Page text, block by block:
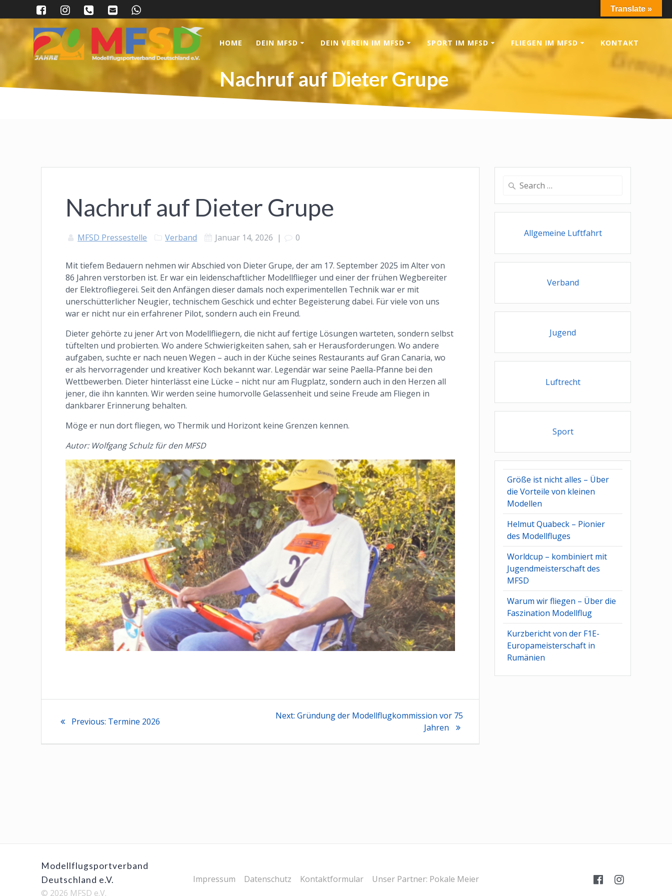
to
content
HOME DEIN MFSD DEIN VEREIN IM MFSD SPORT IM MFSD FLIEGEN IM MFSD KONTAKT
Nachruf auf Dieter Grupe
Nachruf auf Dieter Grupe
MFSD Pressestelle Verband Januar 14, 2026 | 0
Mit tiefem Bedauern nehmen wir Abschied von Dieter Grupe, der am 17. September 2025 im Alter von
86 Jahren verstorben ist. Er war ein leidenschaftlicher Modellflieger und einer der frühen Wegbereiter
der Elektrofliegerei. Seit den Anfängen dieser damals noch experimentellen Technik war er mit
unerschütterlicher Neugier, technischem Geschick und echter Begeisterung dabei. Für viele von uns
war er nicht nur ein erfahrener Pilot, sondern auch ein Freund.
Dieter gehörte zu jener Art von Modellfliegern, die nicht auf fertige Lösungen warteten, sondern selbst
tüftelten und probierten. Wo andere Schwierigkeiten sahen, sah er Herausforderungen. Wo andere
aufgaben, suchte er nach neuen Wegen – auch in der Küche seines Restaurants auf Gran Canaria, wo
er als hervorragender und kreativer Koch bekannt war. Legendär war seine Paella-Pfanne bei den
Wettbewerben. Dieter hinterlässt eine Lücke – nicht nur am Flugplatz, sondern auch in den Herzen all
jener, die ihn kannten. Wir werden seine humorvolle Gelassenheit und seine Freude am Fliegen in
dankbarer Erinnerung behalten.
Möge er nun dort fliegen, wo Thermik und Horizont keine Grenzen kennen.
Autor: Wolfgang Schulz für den MFSD
Beitragsnavigation
Previous: Previous
Termine 2026
Next: Next
Gründung der Modellflugkommission vor 75
Jahren
Search
Allgemeine Luftfahrt
Verband
Jugend
Luftrecht
Sport
Größe ist nicht alles – Über
die Vorteile von kleinen
Modellen
Helmut Quabeck – Pionier
des Modellfluges
Worldcup – kombiniert mit
Jugendmeisterschaft des
MFSD
Warum wir fliegen – Über die
Faszination Modellflug
Kurzbericht von der F1E-
Europameisterschaft in
Rumänien
Modellflugsportverband
Deutschland e.V.
© 2026 MFSD e.V.
Impressum Datenschutz Kontaktformular Unser Partner: Pokale Meier
Translate »